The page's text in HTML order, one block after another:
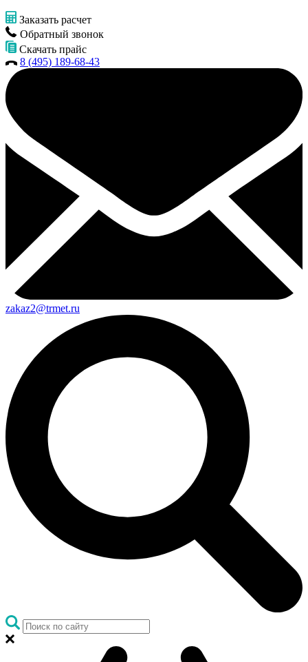
Заказать расчет
Обратный звонок
Скачать прайс
8 (495) 189-68-43
zakaz2@trmet.ru